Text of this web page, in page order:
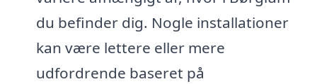
du befinder dig. Nogle installationer
kan være lettere eller mere
udfordrende baseret på